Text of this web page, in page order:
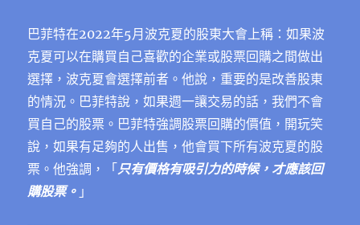
巴菲特在2022年5月波克夏的股東⼤會上稱：如果波
克夏可以在購買自己喜歡的企業或股票回購之間做出
選擇，波克夏會選擇前者。他說，重要的是改善股東
的情況。巴菲特說，如果週一讓交易的話，我們不會
買自己的股票。巴菲特強調股票回購的價值，開玩笑
說，如果有足夠的人出售，他會買下所有波克夏的股
票。他強調，「 只有價格有吸引力的時候，才應該回
購股票。 」